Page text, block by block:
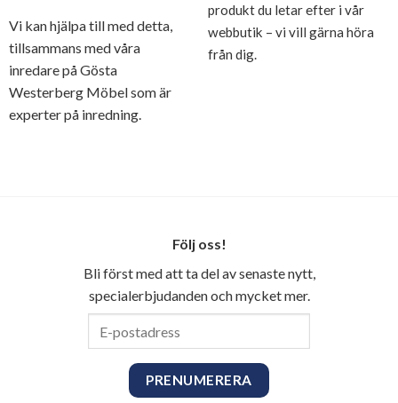
Vi kan hjälpa till med detta,
tillsammans med våra
inredare på Gösta
Westerberg Möbel som är
experter på inredning.
produkt du letar efter i vår
webbutik – vi vill gärna höra
från dig.
Följ oss!
Bli först med att ta del av senaste nytt,
specialerbjudanden och mycket mer.